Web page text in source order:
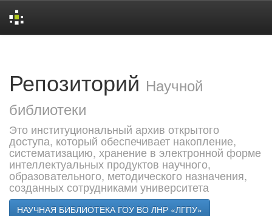
Репозиторий Научной
библиотеки
Это институциональный архив открытого
доступа, который обеспечивает накопление,
систематизацию, хранение в электронной форме
интеллектуальных продуктов научного,
образовательного, методического назначения,
созданных сотрудниками университета
НАУЧНАЯ БИБЛИОТЕКА ГОУ ВО ЛНР «ЛГПУ»